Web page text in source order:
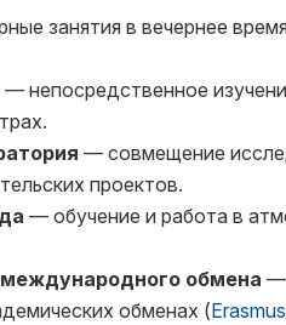
занятия в вечернее
— непосредственное
— совмещение
проектов.
— обучение и работа в
обмена —
обменах (